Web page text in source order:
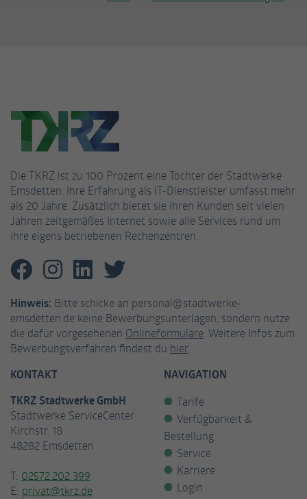
Die TKRZ ist zu 100 Prozent eine Tochter der Stadtwerke
Emsdetten. Ihre Erfahrung als IT-Dienstleister umfasst mehr
als 20 Jahre. Zusätzlich bietet sie ihren Kunden seit vielen
Jahren zeitgemäßes Internet sowie alle Services rund um
ihre eigens betriebenen Rechenzentren.
Hinweis: Bitte schicke an personal@stadtwerke-
emsdetten.de keine Bewerbungsunterlagen, sondern nutze
die dafür vorgesehenen Onlineformulare. Weitere Infos zum
Bewerbungsverfahren findest du hier.
KONTAKT
TKRZ Stadtwerke GmbH
Stadtwerke ServiceCenter
Kirchstr. 18
48282 Emsdetten
T: 02572.202 399
E: privat@tkrz.de
NAVIGATION
Tarife
Verfügbarkeit &
Bestellung
Service
Karriere
Login